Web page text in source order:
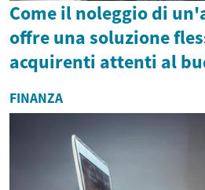
Come il noleggio di
offre una soluzione
acquirenti attenti al
FINANZA